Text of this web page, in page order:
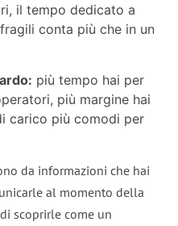
il tempo dedicato a
conta più che in un
più tempo hai per
più margine hai
carico più comodi per
da informazioni che hai
al momento della
scoprirle come un